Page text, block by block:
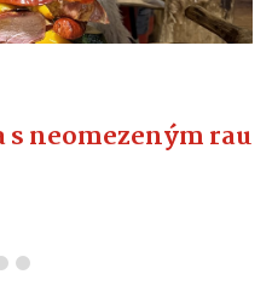
neomezeným